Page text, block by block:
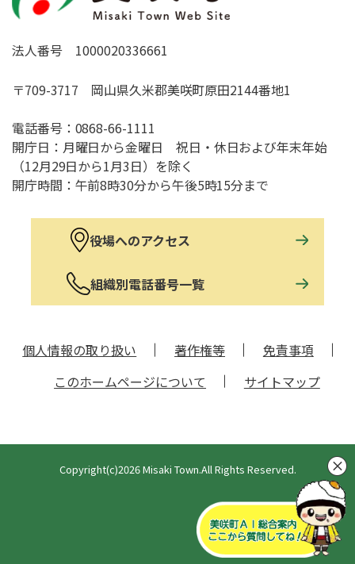
法人番号 1000020336661
〒709-3717 岡山県久米郡美咲町原田2144番地1
電話番号： 0868-66-1111
開庁日：月曜日から金曜日 祝日・休日および年末年始
（12月29日から1月3日）を除く
開庁時間：午前8時30分から午後5時15分まで
役場へのアクセス
組織別電話番号一覧
個人情報の取り扱い 著作権等
免責事項
このホームページについて
サイトマップ
Copyright(c)2026 Misaki Town.All Rights Reserved.